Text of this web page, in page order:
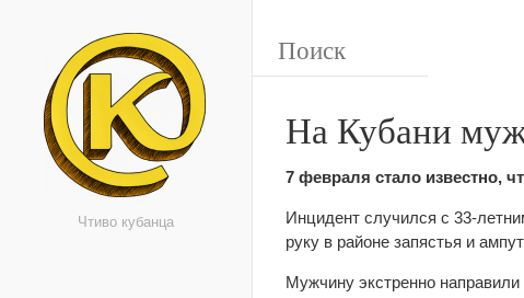
Чтиво кубанца
На Кубани
7 февраля стало известно,
Инцидент случился с 33-
руку в районе запястья и
Мужчину экстренно